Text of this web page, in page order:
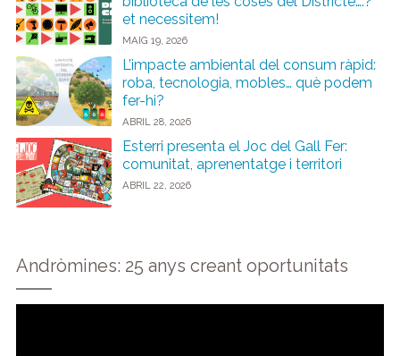
et necessitem!
MAIG 19, 2026
L’impacte ambiental del consum ràpid:
roba, tecnologia, mobles… què podem
fer-hi?
ABRIL 28, 2026
Esterri presenta el Joc del Gall Fer:
comunitat, aprenentatge i territori
ABRIL 22, 2026
Andròmines: 25 anys creant oportunitats